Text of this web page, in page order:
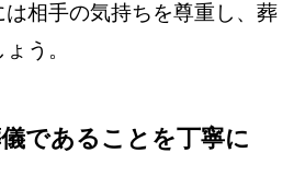
相手の気持ちを尊重し、葬
う。
であることを丁寧に